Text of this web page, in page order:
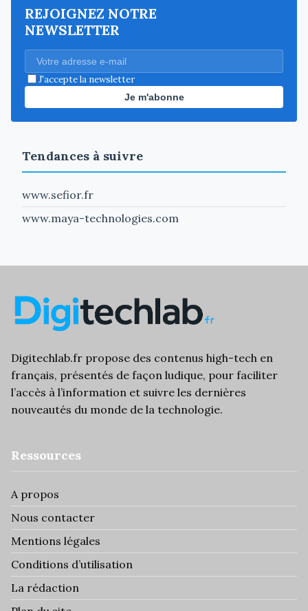
REJOIGNEZ NOTRE
NEWSLETTER
J'accepte la newsletter
Je m'abonne
Tendances à suivre
www.sefior.fr
www.maya-technologies.com
Digitechlab.fr propose des contenus high-tech en
français, présentés de façon ludique, pour faciliter
l’accès à l’information et suivre les dernières
nouveautés du monde de la technologie.
Ressources
A propos
Nous contacter
Mentions légales
Conditions d’utilisation
La rédaction